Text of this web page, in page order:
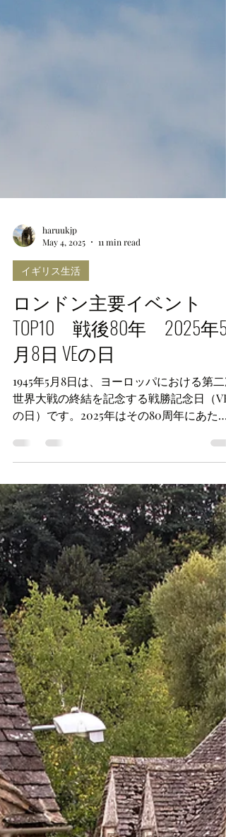
haruukjp
May 4, 2025
イギリス生活
ロンドン主要イベント
TOP10 戦後80年 2025年5
月8日 VEの日
1945年5月8日は、ヨーロッパにおける第二
世界大戦の終結を記念する戦勝記念日（VE
考えるための様々なイベントがロンドン各
で計画されています